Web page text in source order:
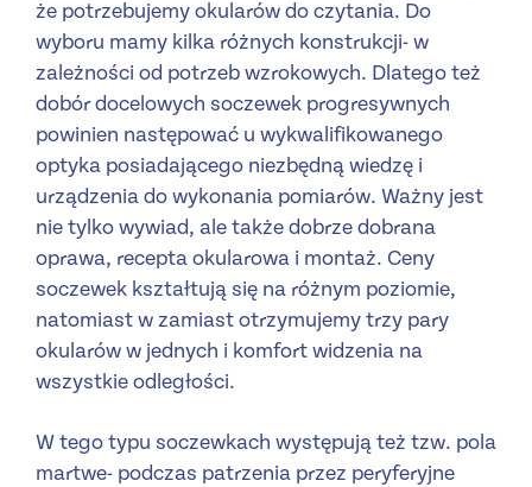
że potrzebujemy okularów do czytania. Do
wyboru mamy kilka różnych konstrukcji- w
zależności od potrzeb wzrokowych. Dlatego też
dobór docelowych soczewek progresywnych
powinien następować u wykwalifikowanego
optyka posiadającego niezbędną wiedzę i
urządzenia do wykonania pomiarów. Ważny jest
nie tylko wywiad, ale także dobrze dobrana
oprawa, recepta okularowa i montaż. Ceny
soczewek kształtują się na różnym poziomie,
natomiast w zamiast otrzymujemy trzy pary
okularów w jednych i komfort widzenia na
wszystkie odległości.
W tego typu soczewkach występują też tzw. pola
martwe- podczas patrzenia przez peryferyjne